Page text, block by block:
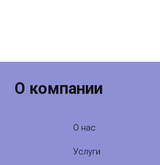
О компании
О нас
Услуги